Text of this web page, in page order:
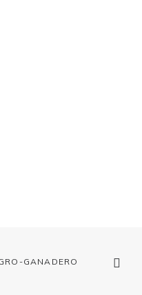
GANADERO